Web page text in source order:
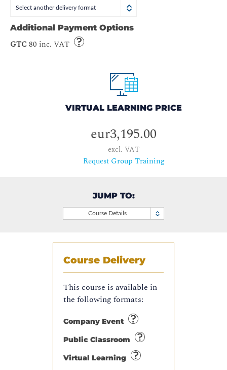
Select another delivery format
Additional Payment Options
GTC 80 inc. VAT
VIRTUAL LEARNING PRICE
eur3,195.00
excl. VAT
Request Group Training
JUMP TO:
Course Details
Course Delivery
This course is available in
the following formats:
Company Event
Public Classroom
Virtual Learning